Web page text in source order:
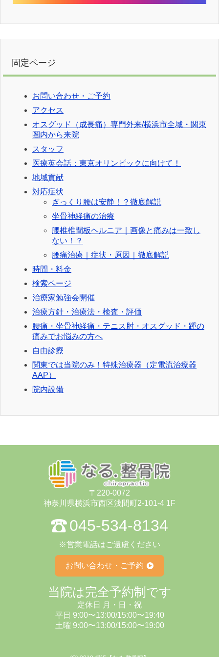
固定ページ
お問い合わせ・ご予約
アクセス
オスグッド（成長痛）専門外来/横浜市全域・関東
圏内から来院
スタッフ
医療英会話：東京オリンピックに向けて！
地域貢献
対応症状
ぎっくり腰は安静！？徹底解説
坐骨神経痛の治療
腰椎椎間板ヘルニア｜画像と痛みは一致し
ない！？
腰痛治療｜症状・原因｜徹底解説
時間・料金
検索ページ
治療家勉強会開催
治療方針・治療法・検査・評価
腰痛・坐骨神経痛・テニス肘・オスグッド・踵の
痛みでお悩みの方へ
自由診療
関東では当院のみ！特殊治療器（定電流治療器
AAP）
院内設備
〒220-0072
神奈川県横浜市⻄区浅間町2-101-4 1F
045-534-8134
※営業電話はご遠慮ください
お問い合わせ・ご予約
当院は完全予約制です
定休⽇ ⽉・⽇・祝
平日 9:00〜13:00/15:00〜19:40
⼟曜 9:00〜13:00/15:00〜19:00